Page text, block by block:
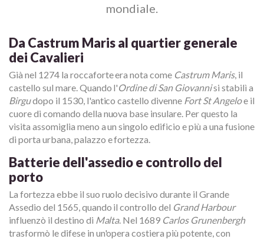
mondiale.
Da Castrum Maris al quartier generale
dei Cavalieri
Già nel 1274 la roccaforte era nota come Castrum Maris, il
castello sul mare. Quando l'Ordine di San Giovannisi stabilì a
Birgudopo il 1530, l'antico castello divenne Fort St Angeloe il
cuore di comando della nuova base insulare. Per questo la
visita assomiglia meno a un singolo edificio e più a una fusione
di porta urbana, palazzo e fortezza.
Batterie dell'assedio e controllo del
porto
La fortezza ebbe il suo ruolo decisivo durante il Grande
Assedio del 1565, quando il controllo del Grand Harbour
influenzò il destino di Malta. Nel 1689 Carlos Grunenbergh
trasformò le difese in un'opera costiera più potente, con